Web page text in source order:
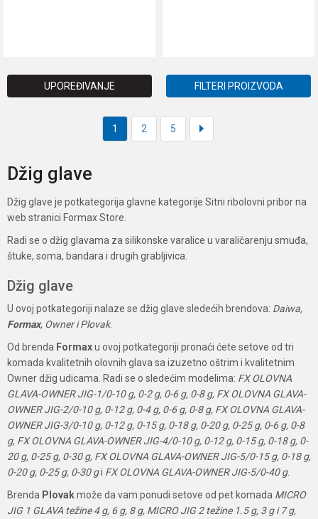
UPOREĐIVANJE FILTERI PROIZVODA
1 2 5
Džig glave
Džig glave je potkategorija glavne kategorije Sitni ribolovni pribor na
web stranici Formax Store.
Radi se o džig glavama za silikonske varalice u varaličarenju smuđa,
štuke, soma, bandara i drugih grabljivica.
Džig glave
U ovoj potkategoriji nalaze se džig glave sledećih brendova: Daiwa,
Formax, Owner i Plovak.
Od brenda Formaxu ovoj potkategoriji pronaći ćete setove od tri
komada kvalitetnih olovnih glava sa izuzetno oštrim i kvalitetnim
Owner džig udicama. Radi se o sledećim modelima: FX OLOVNA
GLAVA-OWNER JIG-1/0-10 g, 0-2 g, 0-6 g, 0-8 g, FX OLOVNA GLAVA-
OWNER JIG-2/0-10 g, 0-12 g, 0-4 g, 0-6 g, 0-8 g, FX OLOVNA GLAVA-
OWNER JIG-3/0-10 g, 0-12 g, 0-15 g, 0-18 g, 0-20 g, 0-25 g, 0-6 g, 0-8
g, FX OLOVNA GLAVA-OWNER JIG-4/0-10 g, 0-12 g, 0-15 g, 0-18 g, 0-
20 g, 0-25 g, 0-30 g, FX OLOVNA GLAVA-OWNER JIG-5/0-15 g, 0-18 g,
0-20 g, 0-25 g, 0-30 gi FX OLOVNA GLAVA-OWNER JIG-5/0-40 g.
Brenda Plovakmože da vam ponudi setove od pet komada MICRO
JIG 1 GLAVA težine 4 g, 6 g, 8 g, MICRO JIG 2 težine 1.5 g, 3 g i 7 g,